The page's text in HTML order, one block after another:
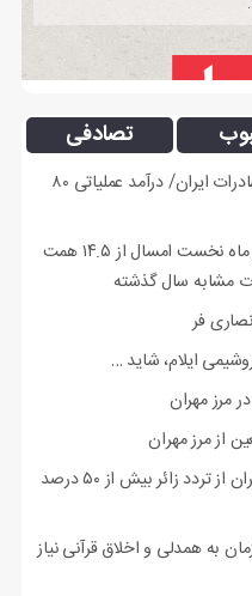
تصادفی
تغییر مثبت در عملکرد مالی بانک صادرات ایران/ درآمد عملیاتی ۸۰
حق بیمه تولیدی بیمه ملت در چهار ماه نخست امسال از ۱۴.۵ همت
فر
ایلام، شاید …
مرز مهران
رئیس ستاد مرکزی اربعین: سهم مهران از تردد زائر بیش از ۵۰ درصد
به همدلی و اخلاق قرآنی نیاز